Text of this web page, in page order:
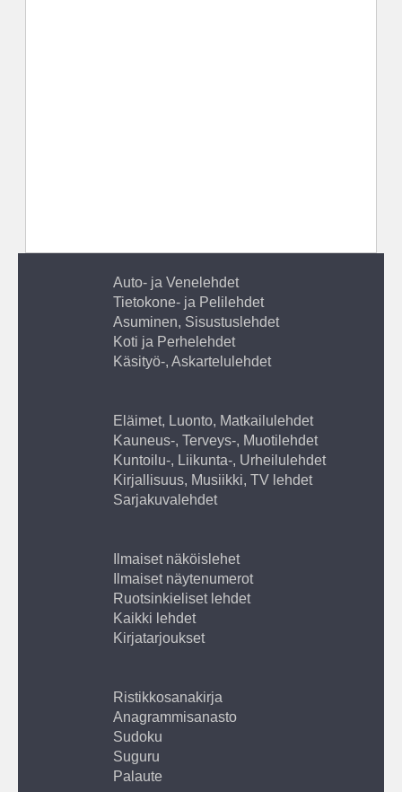
Auto- ja Venelehdet
Tietokone- ja Pelilehdet
Asuminen, Sisustuslehdet
Koti ja Perhelehdet
Käsityö-, Askartelulehdet
Eläimet, Luonto, Matkailulehdet
Kauneus-, Terveys-, Muotilehdet
Kuntoilu-, Liikunta-, Urheilulehdet
Kirjallisuus, Musiikki, TV lehdet
Sarjakuvalehdet
Ilmaiset näköislehet
Ilmaiset näytenumerot
Ruotsinkieliset lehdet
Kaikki lehdet
Kirjatarjoukset
Ristikkosanakirja
Anagrammisanasto
Sudoku
Suguru
Palaute